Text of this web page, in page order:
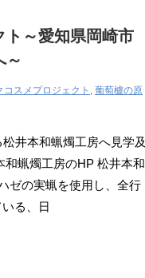
ト～愛知県岡崎市
～
コスメプロジェクト , 葡萄櫨の原
井本和蝋燭工房へ見学及
蝋燭工房のHP 松井本和
ゼの実蝋を使用し、全行
る、日